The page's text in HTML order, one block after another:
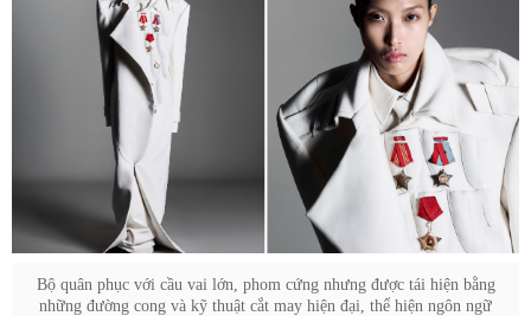
Bộ quân phục với cầu vai lớn, phom cứng nhưng được tái hiện bằng
những đường cong và kỹ thuật cắt may hiện đại, thể hiện ngôn ngữ